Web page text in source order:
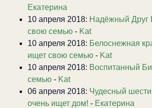
Екатерина
10 апреля 2018: Надёжный Друг
свою семью - Kat
10 апреля 2018: Белоснежная
ищет свою семью - Kat
10 апреля 2018: Воспитанный
семью - Kat
06 апреля 2018: Чудесный
очень ищет дом! - Екатерина